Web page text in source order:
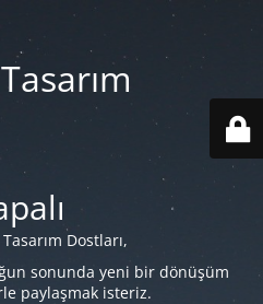
Dostları,
sonunda yeni bir dönüşüm
paylaşmak isteriz.